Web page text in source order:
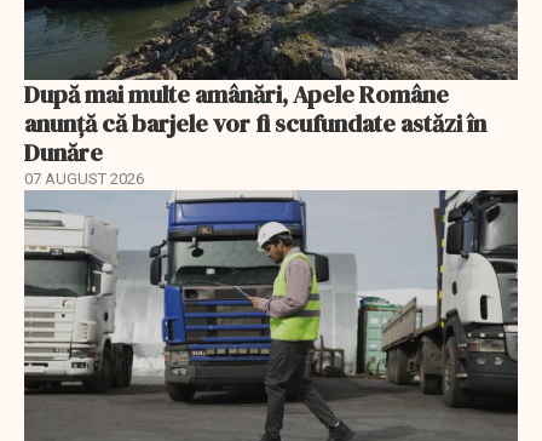
După mai multe amânări, Apele Române
anunță că barjele vor fi scufundate astăzi în
Dunăre
07 AUGUST 2026